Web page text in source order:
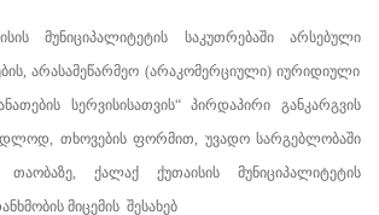
მუნიციპალიტეტის საკუთრებაში
არსებული
,არასამეწარმეო (არაკომერციული) იურიდიული
სერვისისათვის“პირდაპირი
განკარგვის
თხოვების ფორმით, უვადო სარგებლობაში
თაობაზე, ქალაქ ქუთაისის
მუნიციპალიტეტის
მიცემის შესახებ